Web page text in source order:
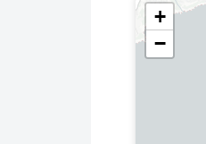
+
−